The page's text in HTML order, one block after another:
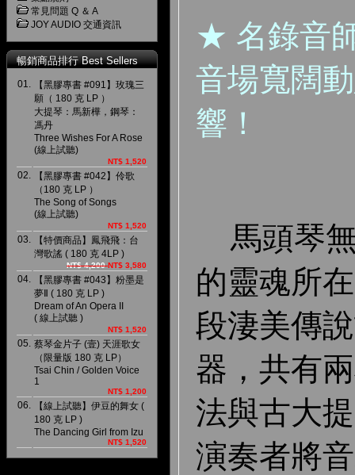
常見問題 Q ＆ A
JOY AUDIO 交通資訊
暢銷商品排行 Best Sellers
01.
【黑膠專書 #091】玫瑰三
願（ 180 克 LP ）
大提琴：馬新樺，鋼琴：
馮丹
Three Wishes For A Rose
(線上試聽)
NT$ 1,520
02.
【黑膠專書 #042】伶歌
（180 克 LP ）
The Song of Songs
(線上試聽)
NT$ 1,520
03.
【特價商品】鳳飛飛：台
灣歌謠 ( 180 克 4LP )
NT$ 4,200NT$ 3,580
04.
【黑膠專書 #043】粉墨是
夢Ⅱ ( 180 克 LP )
Dream of An Opera II
( 線上試聽 )
NT$ 1,520
05. 蔡琴金片子 (壹) 天涯歌女
（限量版 180 克 LP）
Tsai Chin / Golden Voice
1
NT$ 1,200
06.
【線上試聽】伊豆的舞女 (
180 克 LP )
The Dancing Girl from Izu
NT$ 1,520
★ 名錄音
音場寬闊
響！
馬頭琴
的靈魂所
段淒美傳
器，共有
法與古大
演奏者將